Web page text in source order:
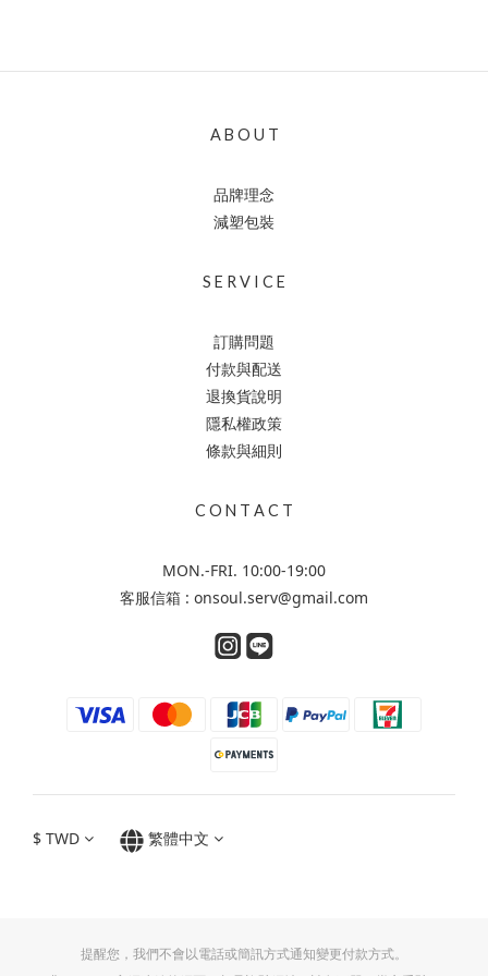
A B O U T
品牌理念
減塑包裝
S E R V I C E
訂購問題
付款與配送
退換貨說明
隱私權政策
條款與細則
C O N T A C T
MON.-FRI. 10:00-19:00
客服信箱 : onsoul.serv@gmail.com
$ TWD 繁體中文
提醒您，我們不會以電話或簡訊方式通知變更付款方式。